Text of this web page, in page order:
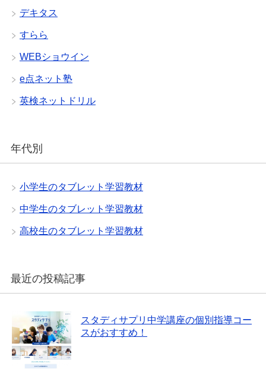
デキタス
すらら
WEBショウイン
e点ネット塾
英検ネットドリル
年代別
小学生のタブレット学習教材
中学生のタブレット学習教材
高校生のタブレット学習教材
最近の投稿記事
スタディサプリ中学講座の個別指導コー
スがおすすめ！